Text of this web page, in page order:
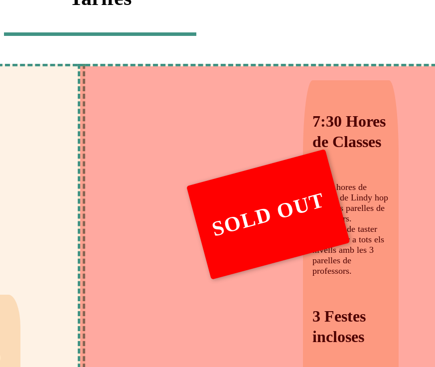
7:30 Hores
de Classes
- 4:30 hores de
classes de Lindy hop
amb tres parelles de
professors.
- 3 hores de taster
gratuït per a tots els
nivells amb les 3
parelles de
professors.
3 Festes
incloses
SOLD OUT